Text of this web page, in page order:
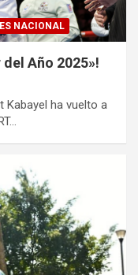
NACIONAL
Año 2025»!
Kabayel ha vuelto a